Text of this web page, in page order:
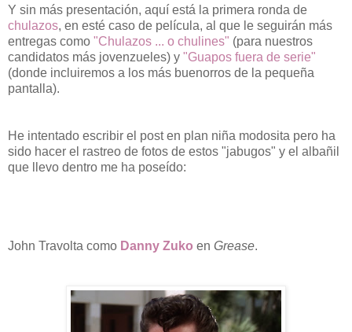
Y sin más presentación, aquí está la primera ronda de
chulazos, en esté caso de película, al que le seguirán más
entregas como "Chulazos ... o chulines" (para nuestros
candidatos más jovenzueles) y "Guapos fuera de serie"
(donde incluiremos a los más buenorros de la pequeña
pantalla).
He intentado escribir el post en plan niña modosita pero ha
sido hacer el rastreo de fotos de estos "jabugos" y el albañil
que llevo dentro me ha poseído:
John Travolta como Danny Zuko en Grease.